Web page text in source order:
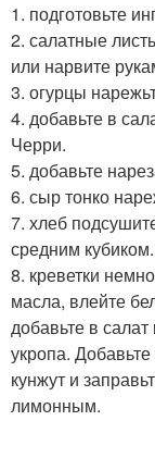
1. подготовьте
2. салатные
или нарвите
3. огурцы
4. добавьте в
Черри.
5. добавьте
6. сыр тонко
7. хлеб
средним
8. креветки
масла, влейте
добавьте в
укропа.
кунжут и
лимонным.